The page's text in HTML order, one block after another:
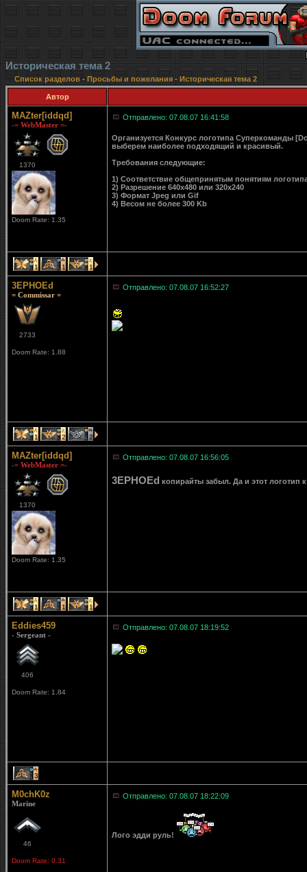
Историческая тема 2
Список разделов- Просьбы и пожелания - Историческая тема 2
Автор
MAZter[iddqd]
-= WebMaster =-
1370
Doom Rate: 1.35
Отправлено: 07.08.07 16:41:58
Организуется Конкурс логотипа Суперкоманды
выберем наиболее подходящий и красивый.
Требования следующие:
1) Соответствие общепринятым понятиям
2) Разрешение 640x480 или 320x240
3) Формат Jpeg или Gif
4) Весом не более 300 Kb
1 1 1
3EPHOEd
= Commissar =
2733
Doom Rate: 1.88
Отправлено: 07.08.07 16:52:27
1 2 2
MAZter[iddqd]
-= WebMaster =-
1370
Doom Rate: 1.35
Отправлено: 07.08.07 16:56:05
3EPHOEd копирайты забыл. Да и этот логотип
1 1 1
Eddies459
- Sergeant -
406
Doom Rate: 1.84
Отправлено: 07.08.07 18:19:52
3
M0chK0z
Marine
46
Doom Rate: 0.31
Отправлено: 07.08.07 18:22:09
Лого эдди руль!